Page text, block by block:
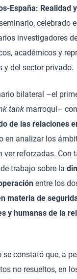
España: Realidad
celebrado
investigadores
académicos y
y del sector privado.
bilateral –el
tank marroquí–
de las relaciones
en analizar los
ver reforzadas. Con
trabajo sobre la
entre los
materia de
y humanas de la
constató que, a
no resueltos, en